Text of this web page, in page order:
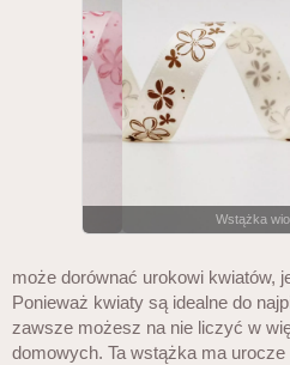
Wstążka
może dorównać urokowi kwiatów,
Ponieważ kwiaty są idealne do
zawsze możesz na nie liczyć w
domowych. Ta wstążka ma urocze